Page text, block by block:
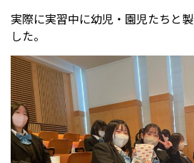
実際に実習中に幼児・園児たちと
した。